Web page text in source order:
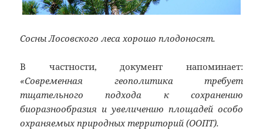
Сосны Лосовского леса хорошо плодоносят.
В частности, документ напоминает:
«Современная геополитика требует
тщательного подхода к сохранению
биоразнообразия и увеличению площадей особо
охраняемых природных территорий (ООПТ).